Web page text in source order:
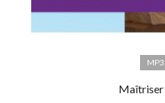
MP3
Maîtriser